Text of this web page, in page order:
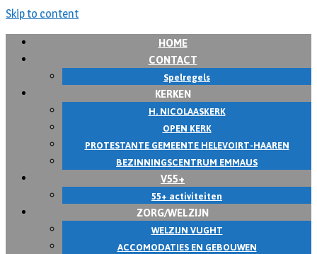
Skip to content
HOME
CONTACT
Spelregels
KERKEN
H. NICOLAASKERK
OPEN KERK
PROTESTANTE GEMEENTE HELEVOIRT-HAAREN
BEZINNINGSCENTRUM EMMAUS
V55+
55+ activiteiten
ZORG/WELZIJN
WELZIJN VUGHT
ACCOMODATIES EN GEBOUWEN